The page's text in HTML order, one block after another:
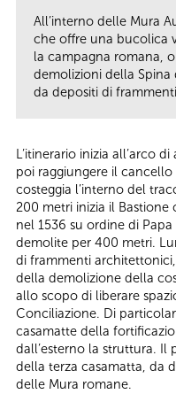
All’interno delle Mura
che offre una bucolica
la campagna romana,
demolizioni della Spina
da depositi di
L’itinerario inizia all’arco
poi raggiungere il
costeggia l’interno del
200 metri inizia il
nel 1536 su ordine di
demolite per 400 metri.
di frammenti
della demolizione della
allo scopo di liberare
Conciliazione. Di
casamatte della
dall’esterno la struttura. Il
della terza casamatta, da
delle Mura romane.